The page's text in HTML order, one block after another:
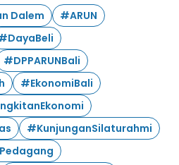
Dalem
#ARUN
#DPPARUNBali
#EkonomiBali
#KunjunganSilaturahmi